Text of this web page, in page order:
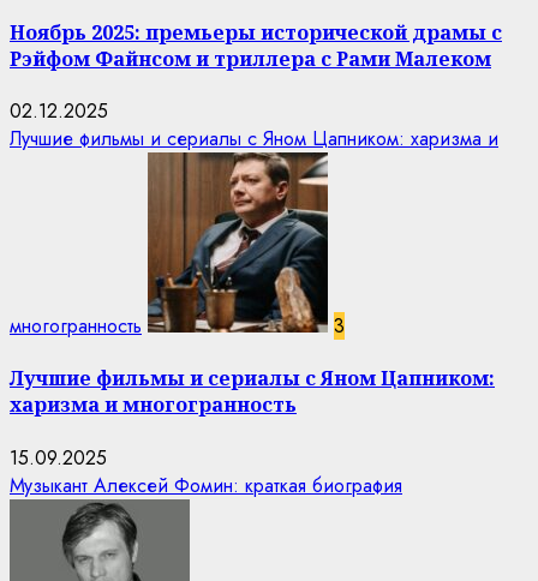
Ноябрь 2025: премьеры исторической драмы с
Рэйфом Файнсом и триллера с Рами Малеком
02.12.2025
Лучшие фильмы и сериалы с Яном Цапником: харизма и
многогранность 3
Лучшие фильмы и сериалы с Яном Цапником:
харизма и многогранность
15.09.2025
Музыкант Алексей Фомин: краткая биография